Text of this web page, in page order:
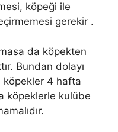
köpeği ile
gerekir .
da köpekten
Bundan dolayı
köpekler 4 hafta
köpeklerle kulübe